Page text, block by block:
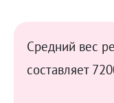
Средний вес
составляет